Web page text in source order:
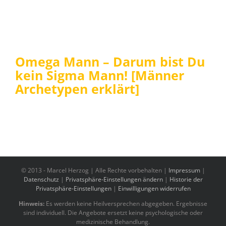
Omega Mann – Darum bist Du
kein Sigma Mann! [Männer
Archetypen erklärt]
© 2013 - Marcel Herzog | Alle Rechte vorbehalten | Impressum |
Datenschutz | Privatsphäre-Einstellungen ändern| Historie der
Privatsphäre-Einstellungen| Einwilligungen widerrufen
Hinweis: Es werden keine Heilversprechen abgegeben. Ergebnisse
sind individuell. Die Angebote ersetzt keine psychologische oder
medizinische Behandlung.